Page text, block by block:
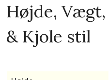
Højde,
& Kjole stil